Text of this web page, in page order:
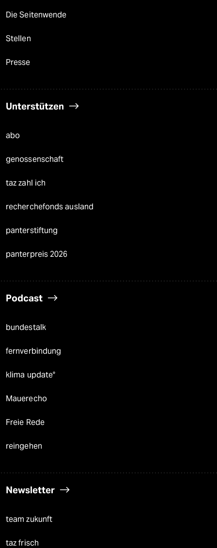
Die Seitenwende
Stellen
Presse
Unterstützen
abo
genossenschaft
taz zahl ich
recherchefonds ausland
panterstiftung
panterpreis 2026
Podcast
bundestalk
fernverbindung
klima update°
Mauerecho
Freie Rede
reingehen
Newsletter
team zukunft
taz frisch